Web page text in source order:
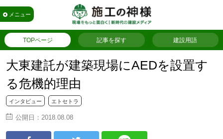
メニュー
TOPページ 記事を探す 建設用語
大東建託が建築現場にAEDを設置す
る危機的理由
インタビュー エトセトラ
公開日： 2018.08.08